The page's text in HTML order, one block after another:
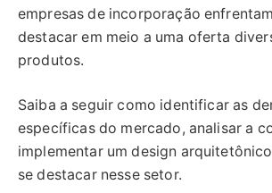
empresas de incorporação
destacar em meio a uma oferta
produtos.
Saiba a seguir como identificar as
específicas do mercado, analisar a
implementar um design
se destacar nesse setor.